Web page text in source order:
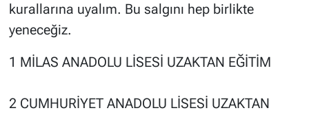
kurallarına uyalım. Bu salgını hep birlikte
yeneceğiz.
1 MİLAS ANADOLU LİSESİ UZAKTAN EĞİTİM
2 CUMHURİYET ANADOLU LİSESİ UZAKTAN